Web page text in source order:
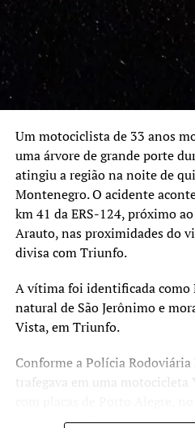
Um motociclista de 33 anos
uma árvore de grande porte
atingiu a região na noite de
Montenegro. O acidente
km 41 da ERS-124, próximo
Arauto, nas proximidades do
divisa com Triunfo.
A vítima foi identificada como
natural de São Jerônimo e
Vista, em Triunfo.
Conforme a Polícia Rodoviária
trafegava em uma motocicleta
Montenegro/Triunfo, quando